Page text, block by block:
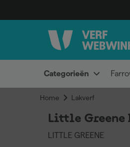
Categorieën
Home Lakverf
Little Greene
LITTLE GREENE